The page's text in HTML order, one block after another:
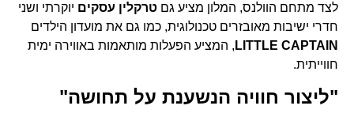
לצד מתחם הוולנס, המלון מציע גםטרקלין עסקיםיוקרתי ושני
חדרי ישיבות מאובזרים טכנולוגית, כמו גם את מועדון הילדים
LITTLE CAPTAIN, המציע הפעלות מותאמות באווירה ימית
חווייתית.
"ליצור חוויה הנשענת על תחושה"